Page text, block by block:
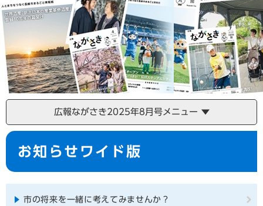
広報ながさき2025年8月号メニュー
本
お知らせワイド版
市の将来を一緒に考えてみませんか？